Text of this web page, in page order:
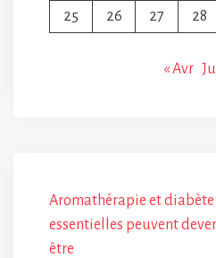
25
26 27 28
« Avr
Aromathérapie et diabète
essentielles peuvent
être